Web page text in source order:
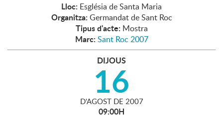
Lloc: Església de Santa Maria
Organitza: Germandat de Sant Roc
Tipus d'acte: Mostra
Marc: Sant Roc 2007
DIJOUS
16
D'AGOST DE 2007
09:00H